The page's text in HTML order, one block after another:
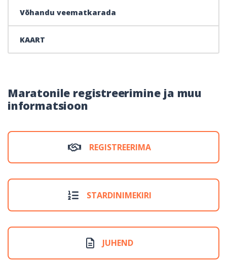
Võhandu veematkarada
KAART
Maratonile registreerimine ja muu
informatsioon
REGISTREERIMA
STARDINIMEKIRI
JUHEND